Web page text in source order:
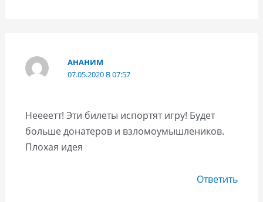
АНАНИМ
07.05.2020 В 07:57
Неееетт! Эти билеты испортят игру! Будет
больше донатеров и взломоумышлеников.
Плохая идея
Ответить